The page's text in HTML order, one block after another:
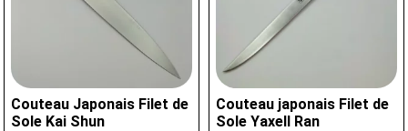
Couteau Japonais Filet de
Sole Kai Shun
Couteau japonais Filet de
Sole Yaxell Ran